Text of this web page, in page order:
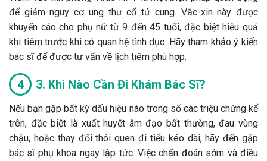
để giảm nguy cơ ung thư cổ tử cung. Vắc-xin này được
khuyến cáo cho phụ nữ từ 9 đến 45 tuổi, đặc biệt hiệu quả
khi tiêm trước khi có quan hệ tình dục. Hãy tham khảo ý kiến
bác sĩ để được tư vấn về lịch tiêm phù hợp.
3. Khi Nào Cần Đi Khám Bác Sĩ?
Nếu bạn gặp bất kỳ dấu hiệu nào trong số các triệu chứng kể
trên, đặc biệt là xuất huyết âm đạo bất thường, đau vùng
chậu, hoặc thay đổi thói quen đi tiểu kéo dài, hãy đến gặp
bác sĩ phụ khoa ngay lập tức. Việc chẩn đoán sớm và điều